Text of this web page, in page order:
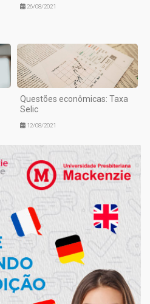
26/08/2021
Questões econômicas: Taxa
Selic
12/08/2021